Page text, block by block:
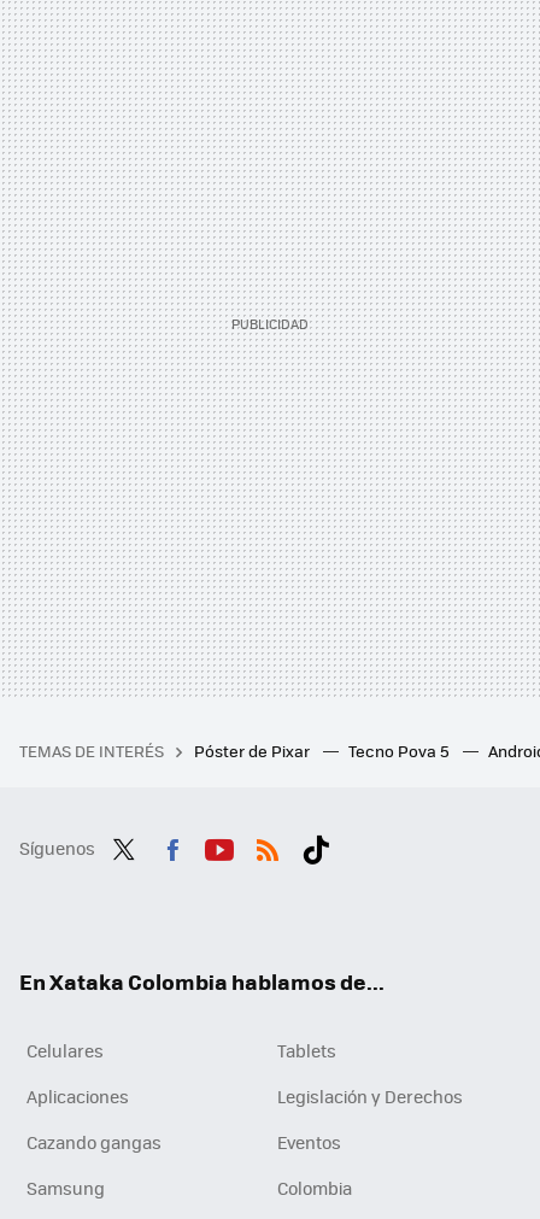
TEMAS DE INTERÉS Póster de Pixar Tecno Pova 5
Síguenos
En Xataka Colombia hablamos de...
Celulares
Tablets
Aplicaciones
Legislación y Derechos
Cazando gangas
Eventos
Samsung
Colombia